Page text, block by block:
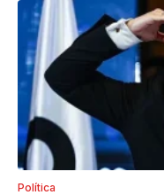
Política